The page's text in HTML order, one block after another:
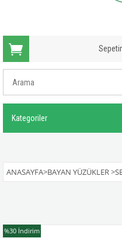
Kategoriler
ANASAYFA>BAYAN YÜZÜKLER>
%30 İndirim